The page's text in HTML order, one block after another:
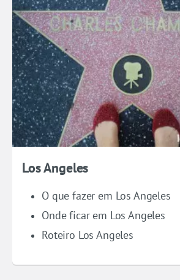
Los Angeles
O que fazer em Los Angeles
Onde ficar em Los Angeles
Roteiro Los Angeles